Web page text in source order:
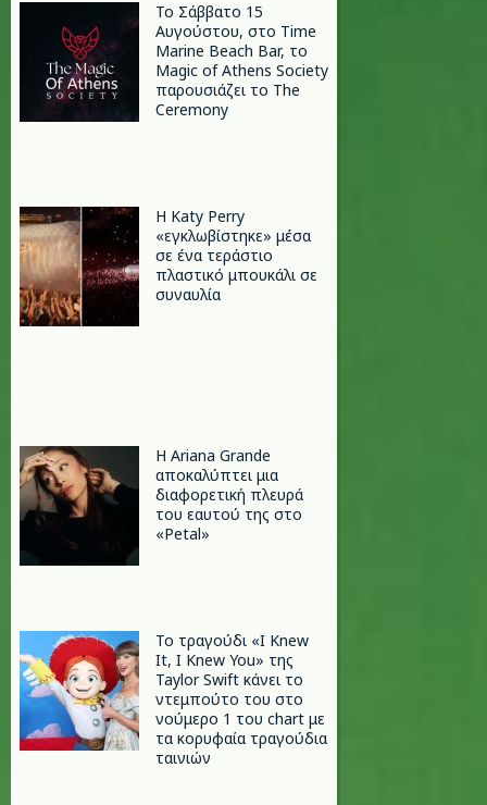
Το Σάββατο 15
Αυγούστου, στο Time
Marine Beach Bar, το
Magic of Athens Society
παρουσιάζει το The
Ceremony
H Katy Perry
«εγκλωβίστηκε» μέσα
σε ένα τεράστιο
πλαστικό μπουκάλι σε
συναυλία
Η Ariana Grande
αποκαλύπτει μια
διαφορετική πλευρά
του εαυτού της στο
«Petal»
Το τραγούδι «I Knew
It, I Knew You» της
Taylor Swift κάνει το
ντεμπούτο του στο
νούμερο 1 του chart με
τα κορυφαία τραγούδια
ταινιών